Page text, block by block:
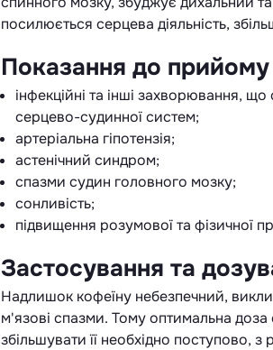
посилюється серцева діяльність,
Показання до
інфекційні та інші захворювання,
серцево-судинної систем;
артеріальна гіпотензія;
астенічний синдром;
спазми судин головного мозку;
сонливість;
підвищення розумової та фізичної
Застосування та
Надлишок кофеїну небезпечний,
м'язові спазми. Тому оптимальна доза
збільшувати її необхідно поступово,